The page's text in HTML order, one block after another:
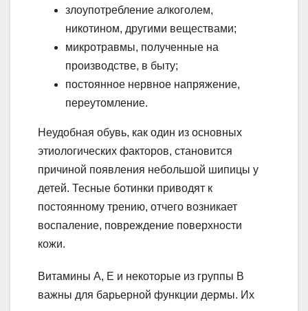
злоупотребление алкоголем,
никотином, другими веществами;
микротравмы, полученные на
производстве, в быту;
постоянное нервное напряжение,
переутомление.
Неудобная обувь, как один из основных
этиологических факторов, становится
причиной появления небольшой шипицы у
детей. Тесные ботинки приводят к
постоянному трению, отчего возникает
воспаление, повреждение поверхности
кожи.
Витамины А, Е и некоторые из группы В
важны для барьерной функции дермы. Их